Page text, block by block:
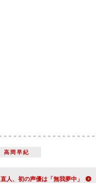
高岡早紀
川島海荷、ことしは“女子力ハンター” 藤木直人、初の声優は「無我夢中」